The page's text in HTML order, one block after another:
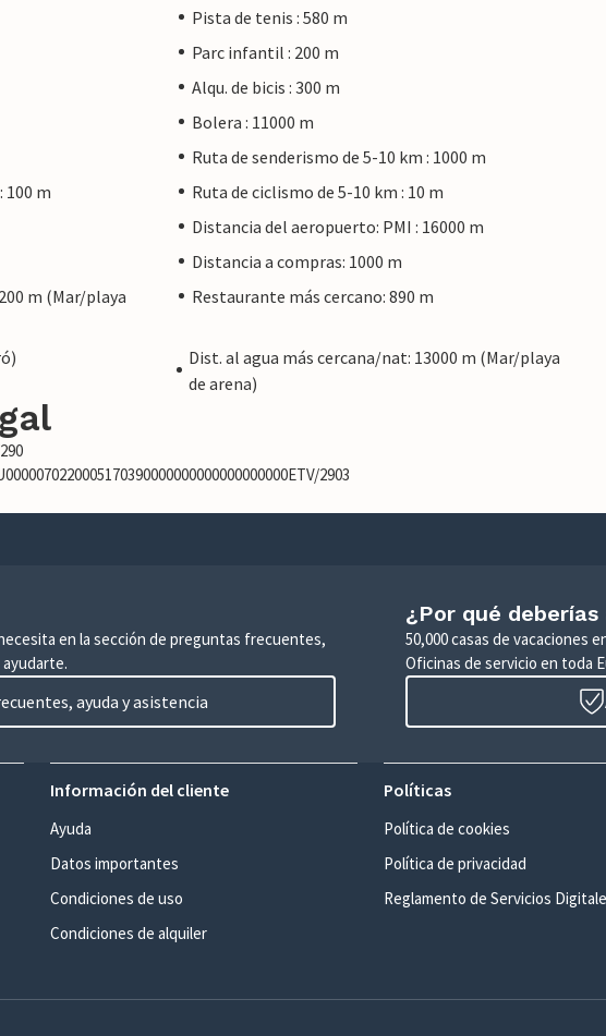
Pista de tenis : 580 m
Parc infantil : 200 m
Alqu. de bicis : 300 m
Bolera : 11000 m
Ruta de senderismo de 5-10 km : 1000 m
100 m
Ruta de ciclismo de 5-10 km : 10 m
Distancia del aeropuerto: PMI : 16000 m
Distancia a compras: 1000 m
m (Mar/playa
Restaurante más cercano: 890 m
Dist. al agua más cercana/nat: 13000 m (Mar/playa
de arena)
2903
en la sección de preguntas frecuentes,
ayuda y asistencia
¿Por qué
50,000 casas de vacaciones
Oficinas de servicio en toda
Información del cliente
Ayuda
Datos importantes
Condiciones de uso
Condiciones de alquiler
Políticas
Política de cookies
Política de privacidad
Reglamento de Servicios